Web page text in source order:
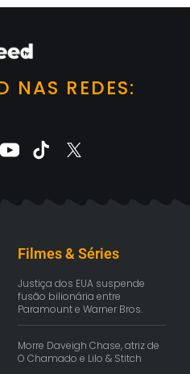
NAS REDES:
Filmes & Séries
Justiça dos EUA suspende
fusão bilionária entre
Paramount e Warner Bros.
Morre Daveigh Chase, atriz de
O Chamado e Lilo & Stitch